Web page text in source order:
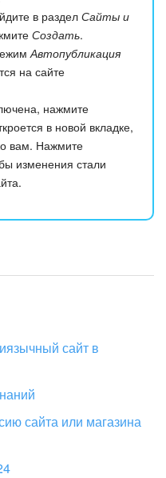
в раздел Сайты и
Создать.
Автопубликация
на сайте
нажмите
в новой вкладке,
вам. Нажмите
изменения стали
сайт в
сайта или магазина